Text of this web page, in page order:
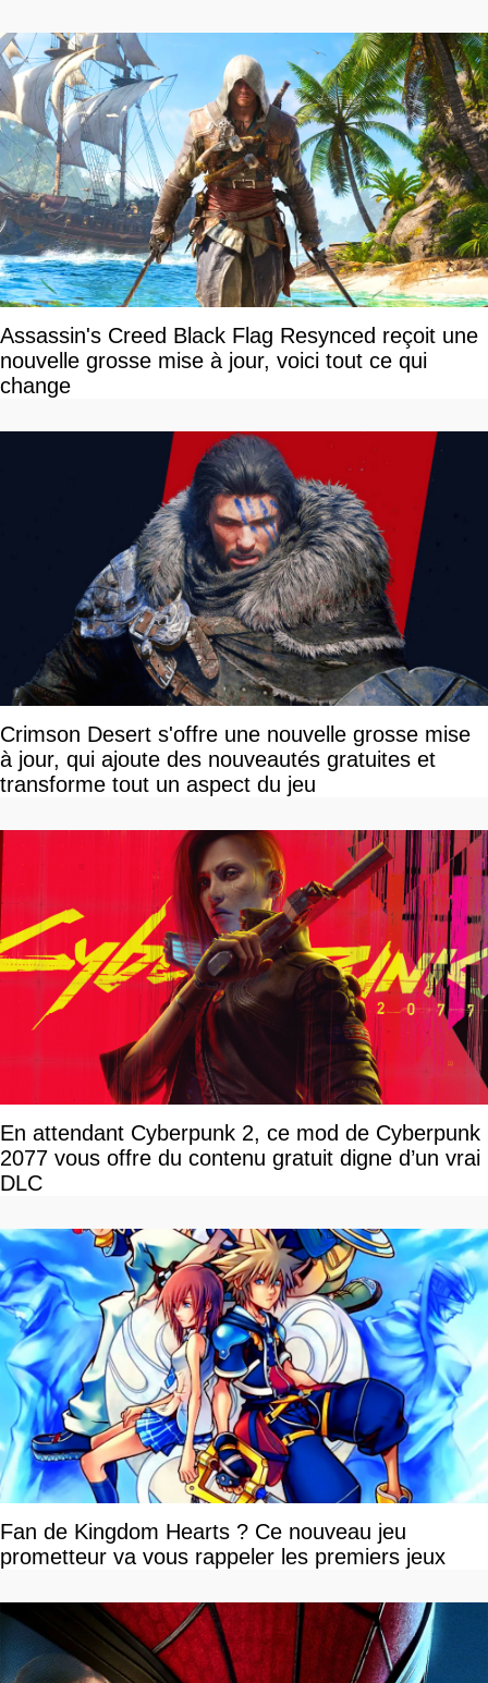
Assassin's Creed Black Flag Resynced reçoit une
nouvelle grosse mise à jour, voici tout ce qui
change
Crimson Desert s'offre une nouvelle grosse mise
à jour, qui ajoute des nouveautés gratuites et
transforme tout un aspect du jeu
En attendant Cyberpunk 2, ce mod de Cyberpunk
2077 vous offre du contenu gratuit digne d’un vrai
DLC
Fan de Kingdom Hearts ? Ce nouveau jeu
prometteur va vous rappeler les premiers jeux